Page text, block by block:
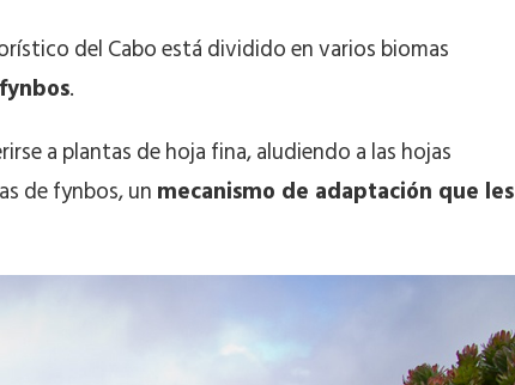
del Cabo está dividido en varios biomas
.
a plantas de hoja fina, aludiendo a las hojas
de fynbos, unmecanismo de adaptación que les